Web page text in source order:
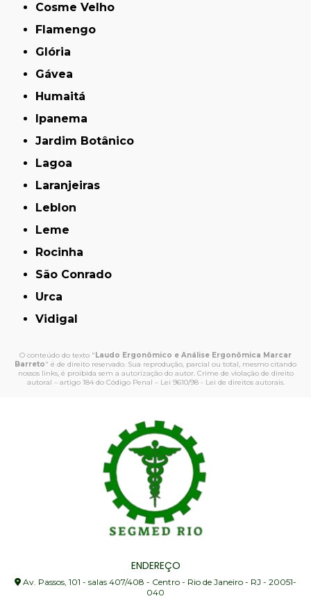
Cosme Velho
Flamengo
Glória
Gávea
Humaitá
Ipanema
Jardim Botânico
Lagoa
Laranjeiras
Leblon
Leme
Rocinha
São Conrado
Urca
Vidigal
O conteúdo do texto " Laudo Ergonômico e Análise Ergonômica Marcar
Barreto" é de direito reservado. Sua reprodução, parcial ou total, mesmo citando
nossos links, é proibida sem a autorização do autor. Crime de violação de direito
autoral – artigo 184 do Código Penal – Lei 9610/98 - Lei de direitos autorais.
ENDEREÇO
Av. Passos, 101 - salas 407/408 - Centro - Rio de Janeiro - RJ - 20051-
040